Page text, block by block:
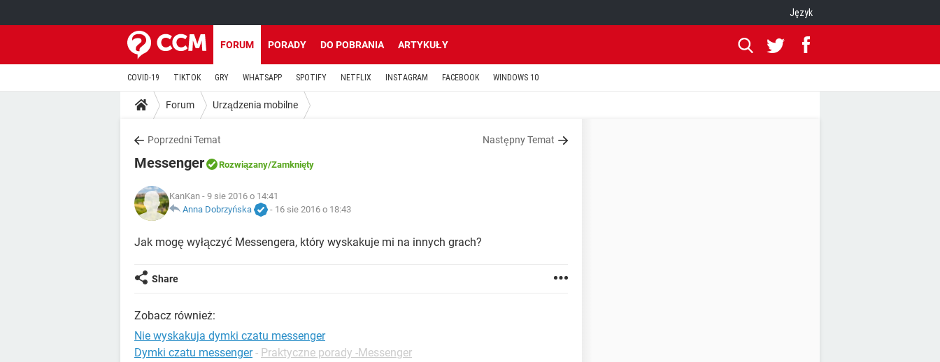
Język
FORUM PORADY DO POBRANIA ARTYKUŁY
COVID-19 TIKTOK GRY WHATSAPP SPOTIFY NETFLIX INSTAGRAM FACEBOOK WINDOWS 10
Forum Urządzenia mobilne
Poprzedni Temat Następny Temat
Messenger Rozwiązany/Zamknięty
KanKan - 9 sie 2016 o 14:41
Anna Dobrzyńska
- 16 sie 2016 o 18:43
Jak mogę wyłączyć Messengera, który wyskakuje mi na innych grach?
Share
Zobacz również:
Nie wyskakuja dymki czatu messenger
Dymki czatu messenger - Praktyczne porady -Messenger